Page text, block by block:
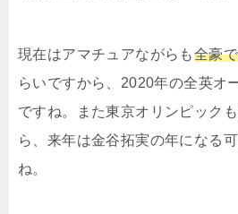
現在はアマチュアながらも全豪
らいですから、2020年の全英オ
ですね。また東京オリンピック
ら、来年は金谷拓実の年になる
ね。